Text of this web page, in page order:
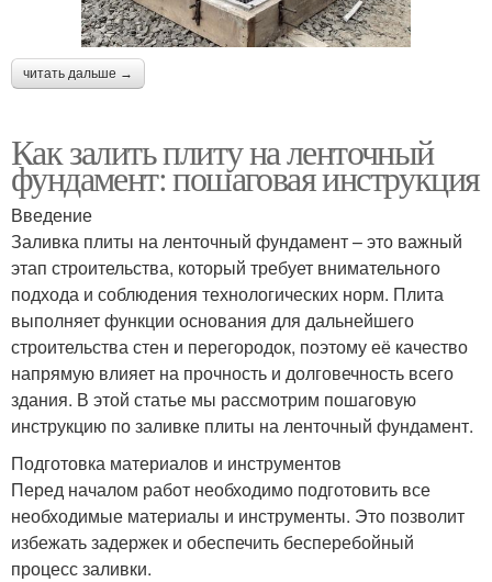
читать дальше →
Как залить плиту на ленточный
фундамент: пошаговая инструкция
Введение
Заливка плиты на ленточный фундамент – это важный
этап строительства, который требует внимательного
подхода и соблюдения технологических норм. Плита
выполняет функции основания для дальнейшего
строительства стен и перегородок, поэтому её качество
напрямую влияет на прочность и долговечность всего
здания. В этой статье мы рассмотрим пошаговую
инструкцию по заливке плиты на ленточный фундамент.
Подготовка материалов и инструментов
Перед началом работ необходимо подготовить все
необходимые материалы и инструменты. Это позволит
избежать задержек и обеспечить бесперебойный
процесс заливки.